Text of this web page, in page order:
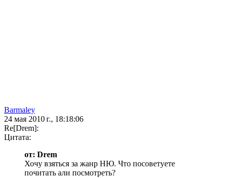
Barmaley
24 мая 2010 г., 18:18:06
Re[Drem]:
Цитата:
от: Drem
Хочу взяться за жанр НЮ. Что посоветуете
почитать али посмотреть?